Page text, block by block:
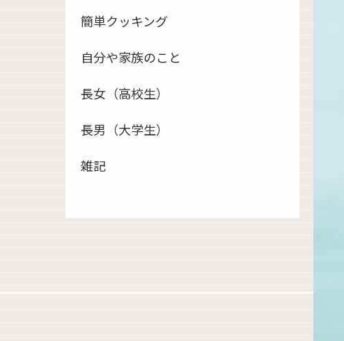
簡単クッキング
自分や家族のこと
長女（高校生）
長男（大学生）
雑記